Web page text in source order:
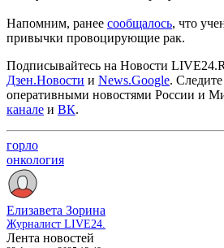
Напомним, ранее сообщалось, что
привычки провоцирующие рак.
Подписывайтесь на Новости
Дзен.Новости и News.Google.
оперативными новостями России и
канале и ВК.
горло
онкология
Елизавета Зорина
Журналист LIVE24.
Лента новостей